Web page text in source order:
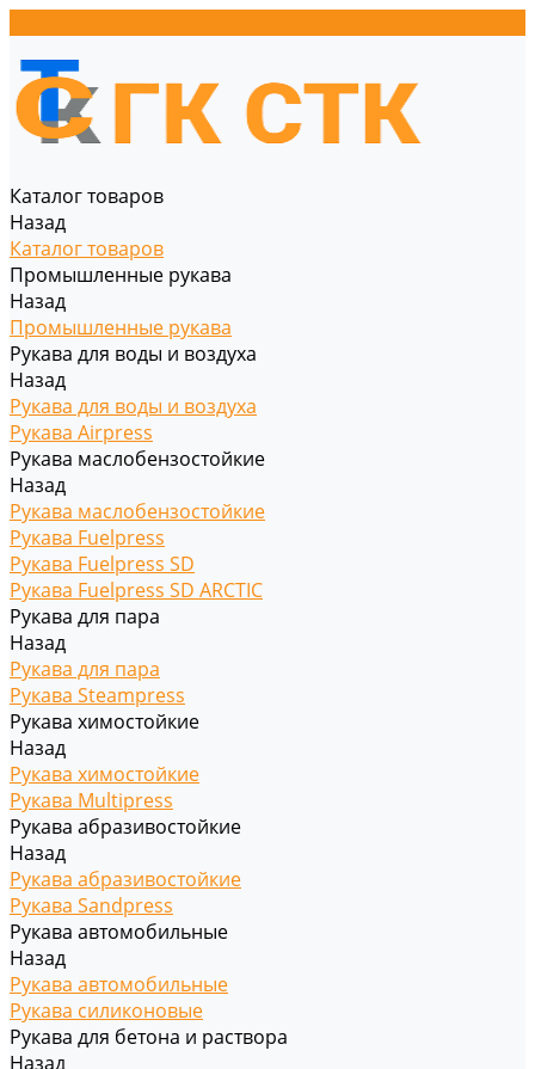
Каталог товаров
Назад
Каталог товаров
Промышленные рукава
Назад
Промышленные рукава
Рукава для воды и воздуха
Назад
Рукава для воды и воздуха
Рукава Airpress
Рукава маслобензостойкие
Назад
Рукава маслобензостойкие
Рукава Fuelpress
Рукава Fuelpress SD
Рукава Fuelpress SD ARCTIC
Рукава для пара
Назад
Рукава для пара
Рукава Steampress
Рукава химостойкие
Назад
Рукава химостойкие
Рукава Multipress
Рукава абразивостойкие
Назад
Рукава абразивостойкие
Рукава Sandpress
Рукава автомобильные
Назад
Рукава автомобильные
Рукава силиконовые
Рукава для бетона и раствора
Назад